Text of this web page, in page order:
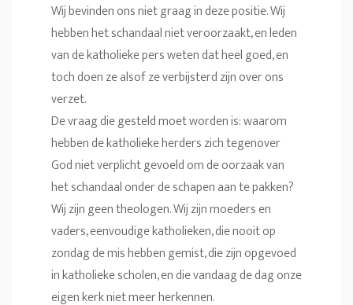
Wij bevinden ons niet graag in deze positie. Wij
hebben het schandaal niet veroorzaakt, en leden
van de katholieke pers weten dat heel goed, en
toch doen ze alsof ze verbijsterd zijn over ons
verzet.
De vraag die gesteld moet worden is: waarom
hebben de katholieke herders zich tegenover
God niet verplicht gevoeld om de oorzaak van
het schandaal onder de schapen aan te pakken?
Wij zijn geen theologen. Wij zijn moeders en
vaders, eenvoudige katholieken, die nooit op
zondag de mis hebben gemist, die zijn opgevoed
in katholieke scholen, en die vandaag de dag onze
eigen kerk niet meer herkennen.